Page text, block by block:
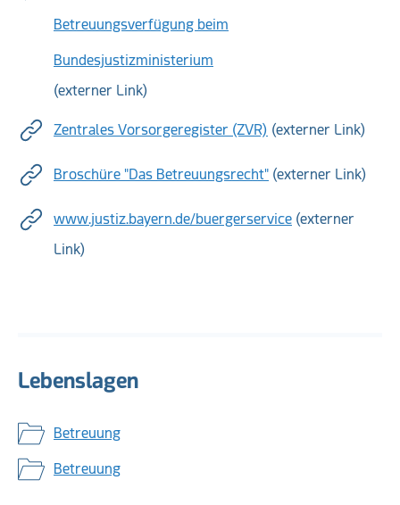
Betreuungsverfügung beim
Bundesjustizministerium
(externer Link)
Zentrales Vorsorgeregister (ZVR) (externer Link)
Broschüre "Das Betreuungsrecht" (externer Link)
www.justiz.bayern.de/buergerservice (externer
Link)
Lebenslagen
Betreuung
Betreuung